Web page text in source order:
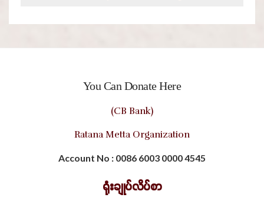
You Can Donate Here
(CB Bank)
Ratana Metta Organization
Account No : 0086 6003 0000 4545
ရုံးချုပ်လိပ်စာ